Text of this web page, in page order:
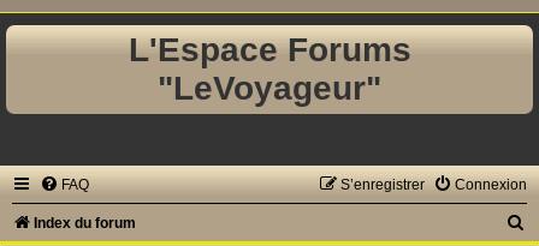
L'Espace Forums
"LeVoyageur"
FAQ Connexion
S’enregistrer
Index du forum